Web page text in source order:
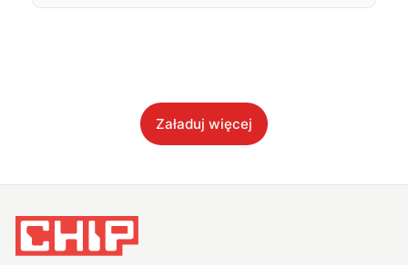
Załaduj więcej